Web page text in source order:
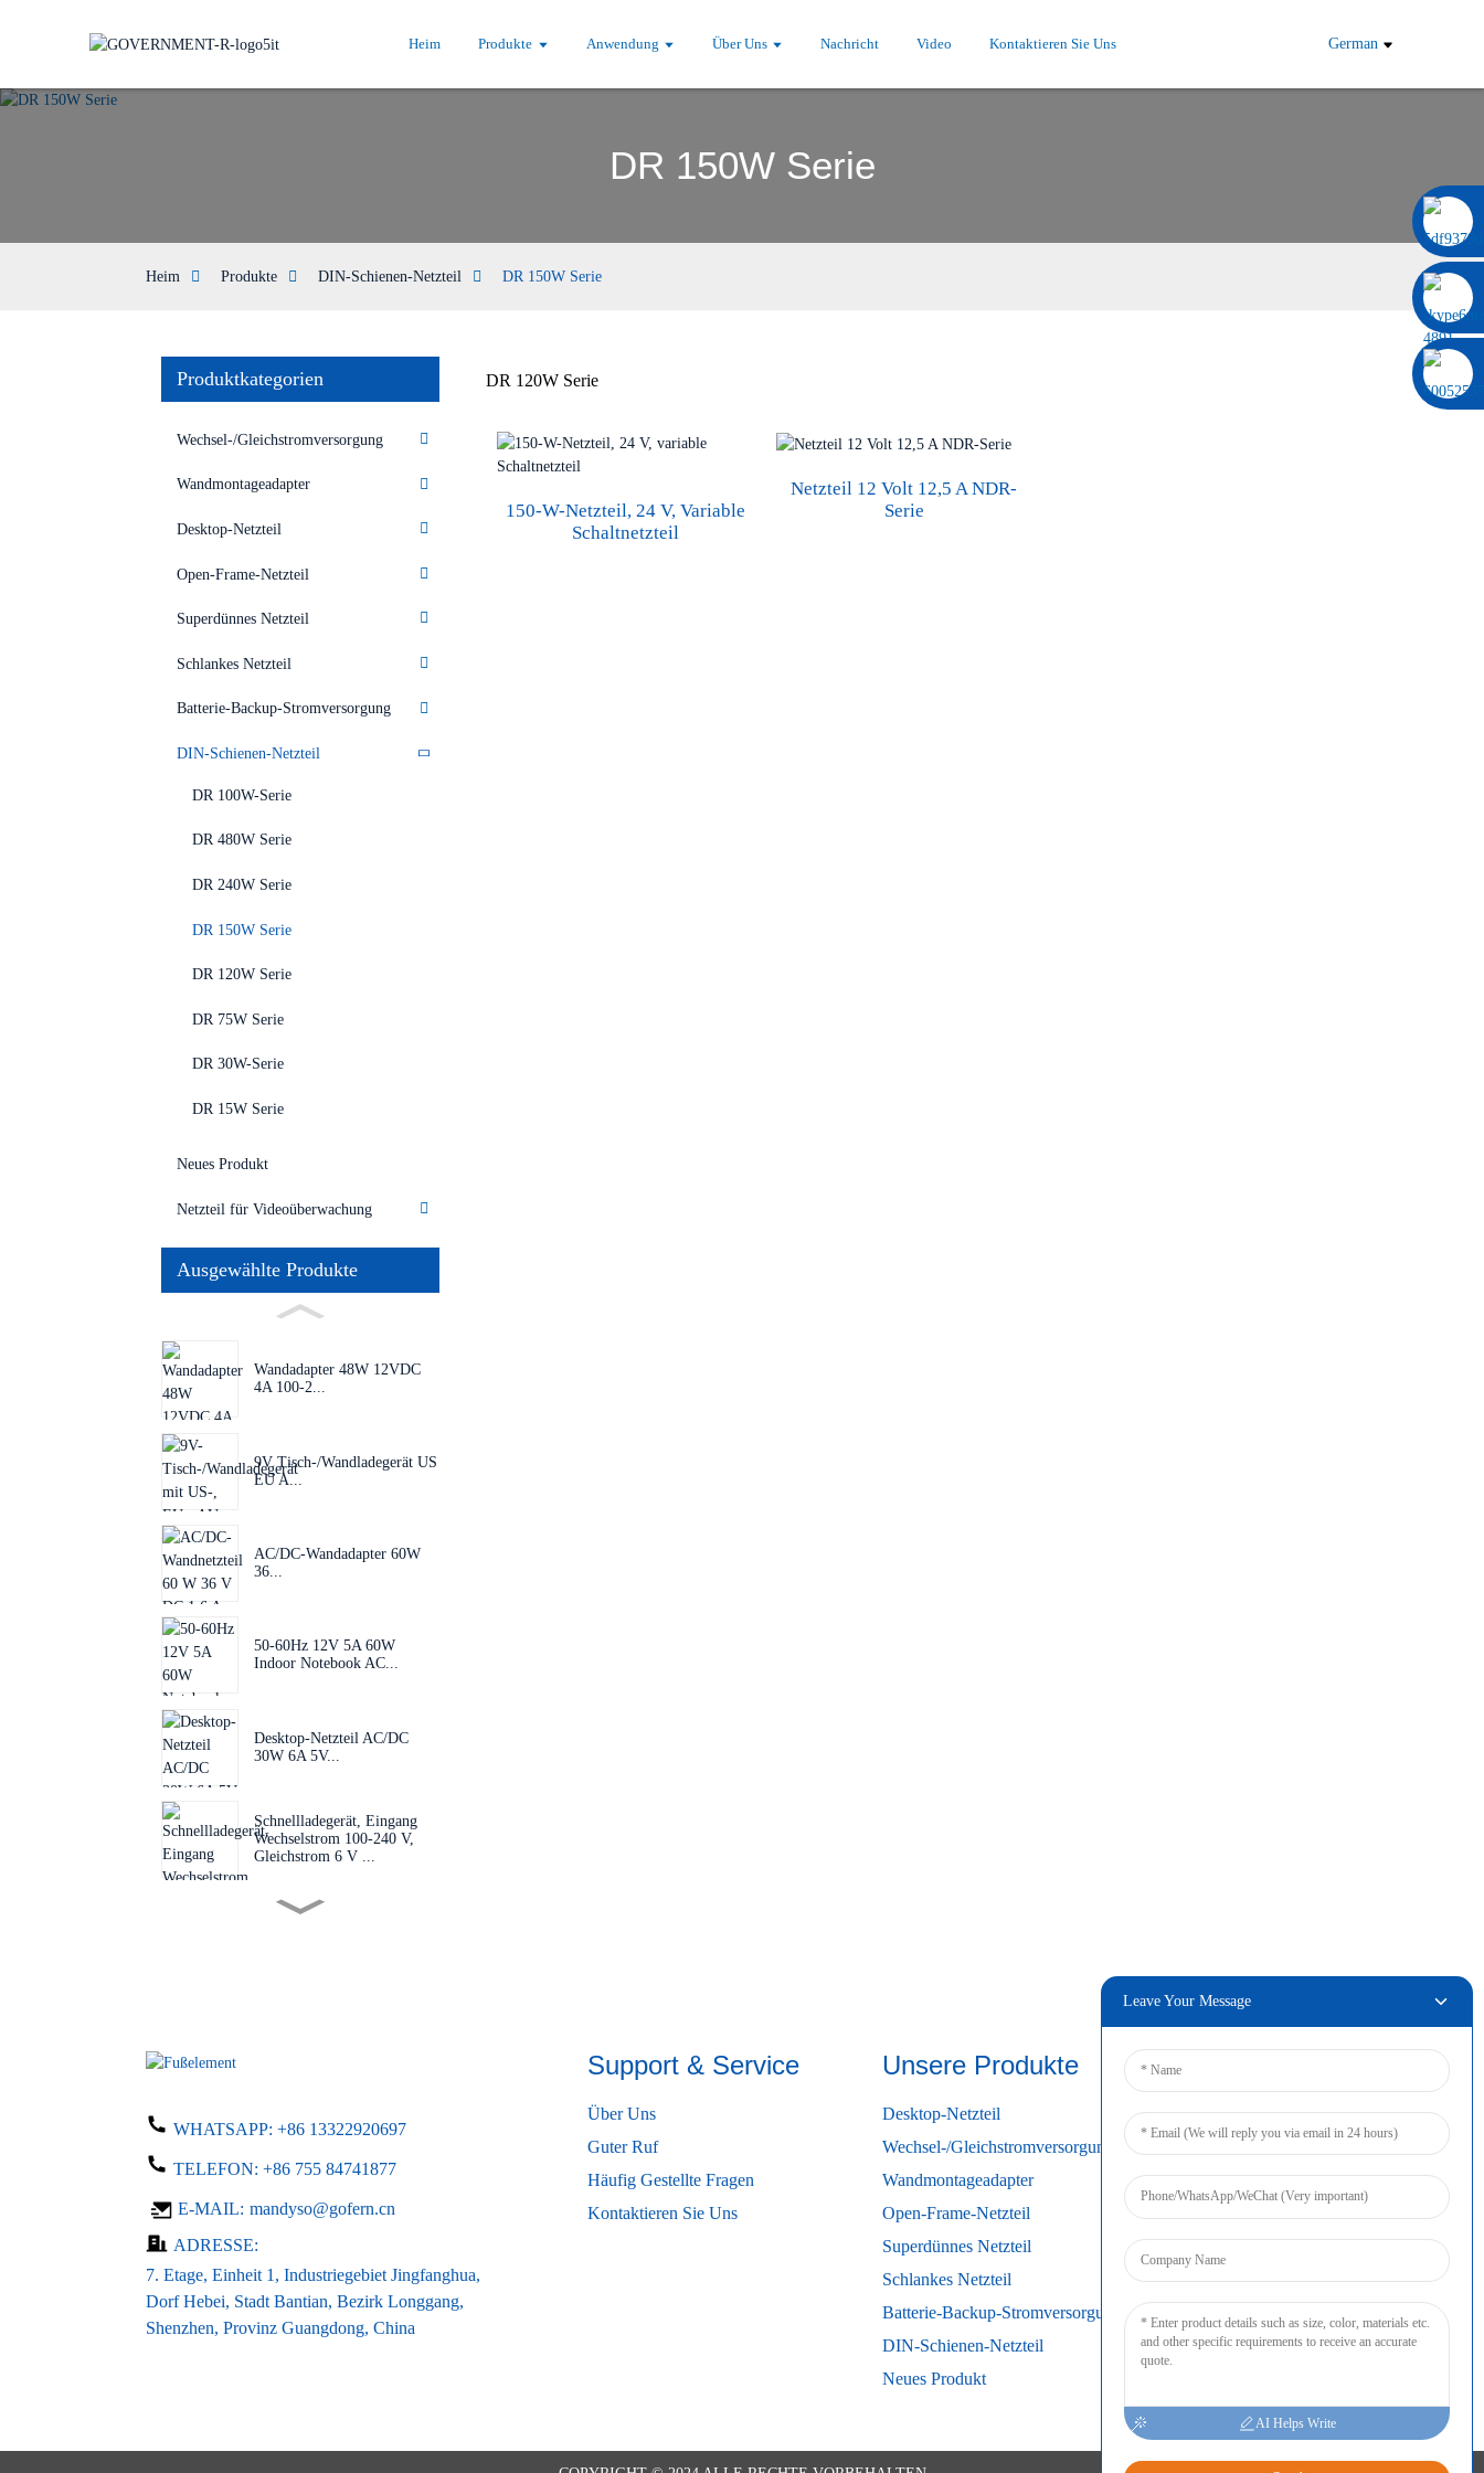
Heim Produkte Anwendung Über Uns Nachricht Video Kontaktieren Sie Uns German
DR 150W Serie
Heim Produkte DIN-Schienen-Netzteil DR 150W Serie
Produktkategorien
Wechsel-/Gleichstromversorgung
Wandmontageadapter
Desktop-Netzteil
Open-Frame-Netzteil
Superdünnes Netzteil
Schlankes Netzteil
Batterie-Backup-Stromversorgung
DIN-Schienen-Netzteil
DR 100W-Serie
DR 480W Serie
DR 240W Serie
DR 150W Serie
DR 120W Serie
DR 75W Serie
DR 30W-Serie
DR 15W Serie
Neues Produkt
Netzteil für Videoüberwachung
Ausgewählte Produkte
Wandadapter 48W 12VDC
4A 100-2...
9V Tisch-/Wandladegerät US
EU A...
AC/DC-Wandadapter 60W
36...
50-60Hz 12V 5A 60W
Indoor Notebook AC...
Desktop-Netzteil AC/DC
30W 6A 5V...
Schnellladegerät, Eingang
Wechselstrom 100-240 V,
Gleichstrom 6 V ...
Netzteil 24 V 0,5 A DC ...
LED-Treiber AC 1...
DR 120W Serie
150-W-Netzteil, 24 V, Variable
Schaltnetzteil
Netzteil 12 Volt 12,5 A NDR-
Serie
WHATSAPP: +86 13322920697
TELEFON: +86 755 84741877
E-MAIL: mandyso@gofern.cn
ADRESSE:
7. Etage, Einheit 1, Industriegebiet Jingfanghua,
Dorf Hebei, Stadt Bantian, Bezirk Longgang,
Shenzhen, Provinz Guangdong, China
Support & Service
Über Uns
Guter Ruf
Häufig Gestellte Fragen
Kontaktieren Sie Uns
Unsere Produkte
Desktop-Netzteil
Wechsel-/Gleichstromversorgung
Wandmontageadapter
Open-Frame-Netzteil
Superdünnes Netzteil
Schlankes Netzteil
Batterie-Backup-Stromversorgung
DIN-Schienen-Netzteil
Neues Produkt
Leave Your Message
AI Helps Write